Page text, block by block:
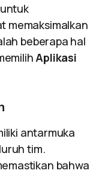
memaksimalkan
beberapa hal
Aplikasi
antarmuka
tim.
bahwa